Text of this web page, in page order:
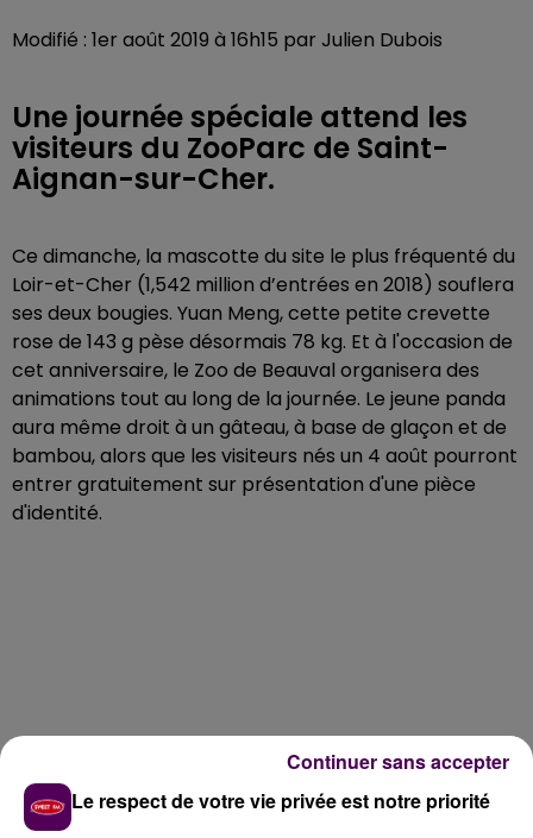
Modifié : 1er août 2019 à 16h15 par Julien Dubois
Une journée spéciale attend les
visiteurs du ZooParc de Saint-
Aignan-sur-Cher.
Ce dimanche, la mascotte du site le plus fréquenté du
Loir-et-Cher (1,542 million d’entrées en 2018) souflera
ses deux bougies. Yuan Meng, cette petite crevette
rose de 143 g pèse désormais 78 kg. Et à l'occasion de
cet anniversaire, le Zoo de Beauval organisera des
animations tout au long de la journée. Le jeune panda
aura même droit à un gâteau, à base de glaçon et de
bambou, alors que les visiteurs nés un 4 août pourront
entrer gratuitement sur présentation d'une pièce
d'identité.
Le respect de votre vie privée est notre priorité
Continuer sans accepter